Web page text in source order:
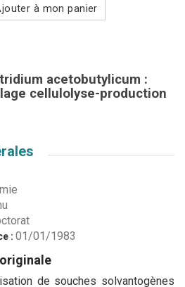
à mon panier
acetobutylicum :
cellulolyse-production
: 01/01/1983
originale
de souches solvantogènes